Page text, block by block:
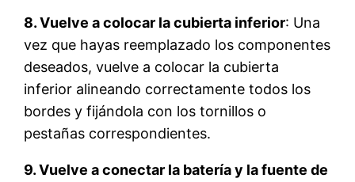
8. Vuelve a colocar la cubierta inferior: Una
vez que hayas reemplazado los componentes
deseados, vuelve a colocar la cubierta
inferior alineando correctamente todos los
bordes y fijándola con los tornillos o
pestañas correspondientes.
9. Vuelve a conectar la batería y la fuente de